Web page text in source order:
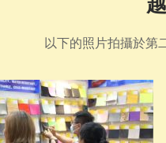
以下的照片拍攝於第